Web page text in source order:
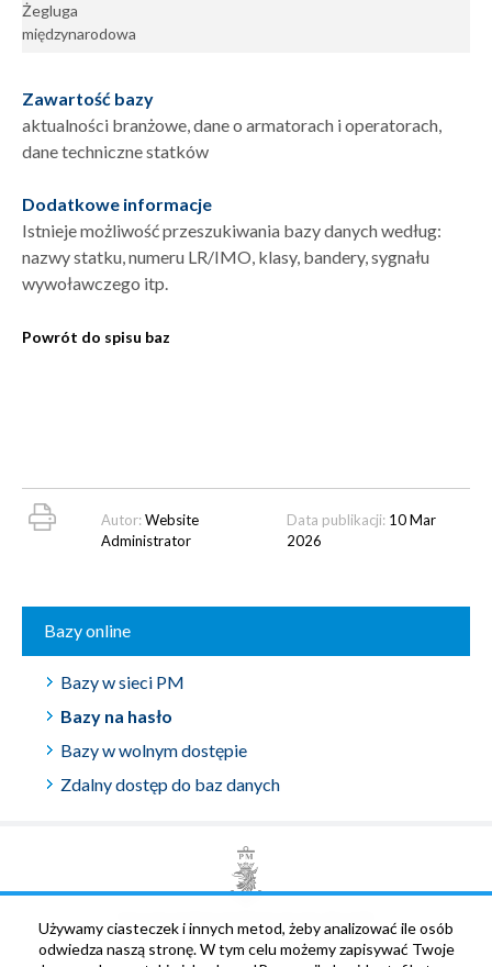
Bazy online
Bazy w sieci PM
Bazy na hasło
Bazy w wolnym dostępie
Zdalny dostęp do baz danych
Żegluga
międzynarodowa
Zawartość bazy
aktualności branżowe, dane o armatorach i operatorach,
dane techniczne statków
Dodatkowe informacje
Istnieje możliwość przeszukiwania bazy danych według:
nazwy statku, numeru LR/IMO, klasy, bandery, sygnału
wywoławczego itp.
Powrót do spisu baz
Autor:Website
Administrator
Data publikacji: 10 Mar
2026
Używamy ciasteczek i innych metod, żeby analizować ile osób
odwiedza naszą stronę. W tym celu możemy zapisywać Twoje